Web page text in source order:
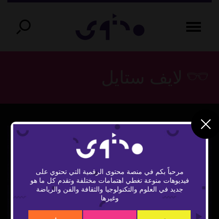
Play
مرحباً بكم في منصة محتوى الرقمية التي تحتوي على
فيديوهات منوعة تغطي اهتمامات مختلفة وتقدم كل ما هو
جديد في العلوم والتكنولوجيا والثقافة والفن والرياضة
وغيرها